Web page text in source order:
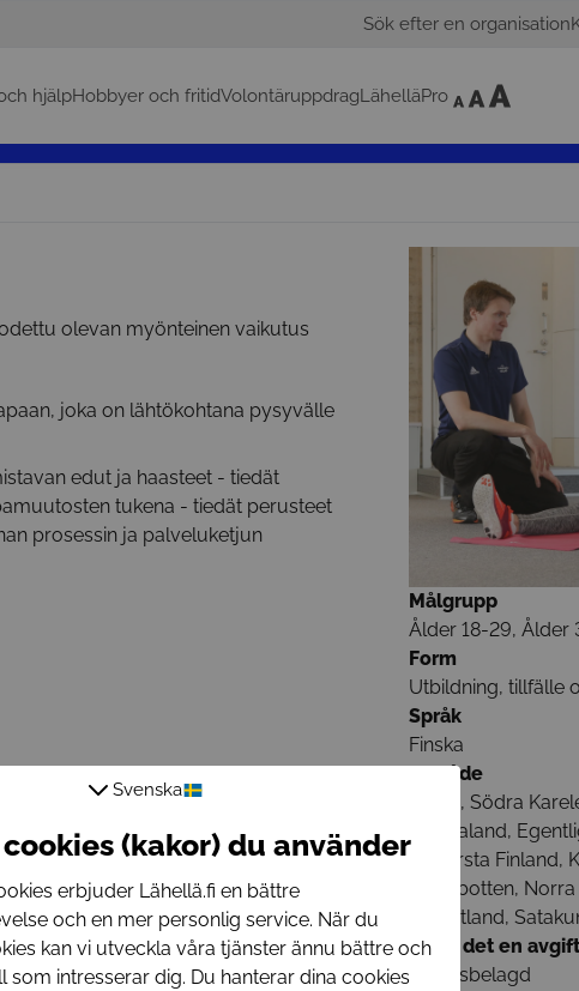
Sök efter en organisation
hjälpHobbyer och fritidVolontäruppdragLähelläPro
olevan myönteinen vaikutus
joka on lähtökohtana pysyvälle
edut ja haasteet - tiedät
tukena - tiedät perusteet
prosessin ja palveluketjun
Målgrupp
Ålder 18-29,
Form
Utbildning, tillfälle
Språk
Finska
Område
Åland, Södra
Kajanaland,
Mellersta
Österbotten,
Tavastland,
Finns det en
Avgiftsbelagd
Svenska
(kakor) du använder
erbjuder Lähellä.fi en bättre
och en mer personlig service. När du
kan vi utveckla våra tjänster ännu bättre och
som intresserar dig. Du hanterar dina cookies